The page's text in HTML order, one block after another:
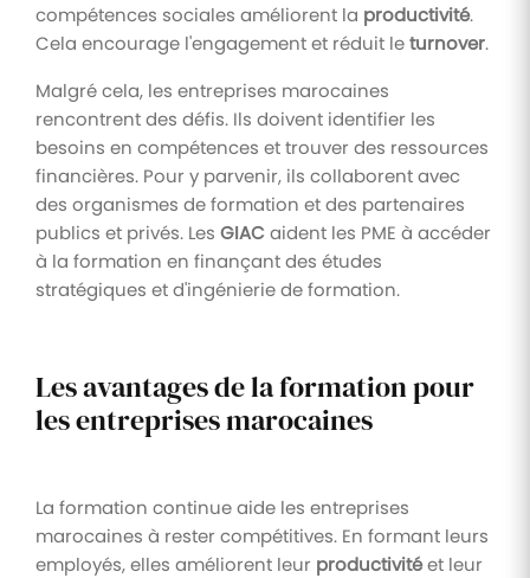
compétences sociales améliorent la productivité.
Cela encourage l'engagement et réduit leturnover.
Malgré cela, les entreprises marocaines
rencontrent des défis. Ils doivent identifier les
besoins en compétences et trouver des ressources
financières. Pour y parvenir, ils collaborent avec
des organismes de formation et des partenaires
publics et privés. Les GIACaident les PME à accéder
à la formation en finançant des études
stratégiques et d'ingénierie de formation.
Les avantages de la formation pour
les entreprises marocaines
La formation continue aide les entreprises
marocaines à rester compétitives. En formant leurs
employés, elles améliorent leur productivitéet leur